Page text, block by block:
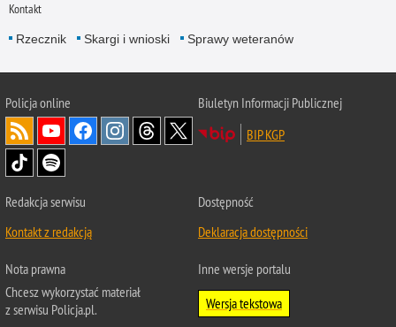
Kontakt
Rzecznik Skargi i wnioski Sprawy weteranów
Policjaonline
Biuletyn Informacji Publicznej
BIP KGP
Redakcja serwisu
Kontakt z redakcją
Dostępność
Deklaracja dostępności
Nota prawna
Chcesz wykorzystać materiał
z serwisu Policja.pl.
Inne wersje portalu
Wersja tekstowa